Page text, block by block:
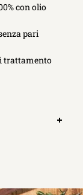
con olio
pari
trattamento
Apri